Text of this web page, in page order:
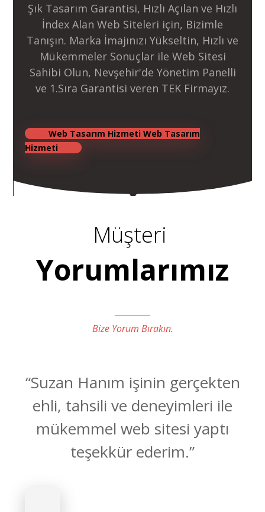
Şık Tasarım Garantisi, Hızlı Açılan ve Hızlı
İndex Alan Web Siteleri için, Bizimle
Tanışın. Marka İmajınızı Yükseltin, Hızlı ve
Mükemmeler Sonuçlar ile Web Sitesi
Sahibi Olun, Nevşehir'de Yönetim Panelli
ve 1.Sıra Garantisi veren TEK Firmayız.
Web Tasarım HizmetiWeb Tasarım
Hizmeti
Müşteri
Yorumlarımız
Bize Yorum Bırakın.
“Suzan Hanım işinin gerçekten
ehli, tahsili ve deneyimleri ile
mükemmel web sitesi yaptı
teşekkür ederim.”